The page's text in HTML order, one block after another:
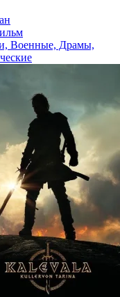
Военные, Драмы,